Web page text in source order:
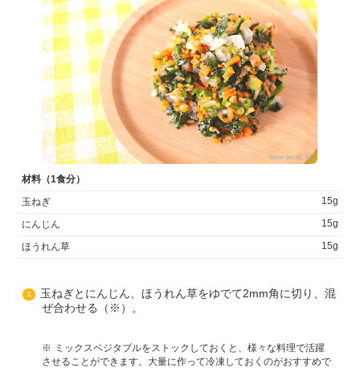
材料（1食分）
玉ねぎ
15g
にんじん 15g
ほうれん草 15g
1
玉ねぎとにんじん、ほうれん草をゆでて2mm角に切り、混
ぜ合わせる（※）。
ミックスベジタブルをストックしておくと、様々な料理で活躍
させることができます。大量に作って冷凍しておくのがおすすめで